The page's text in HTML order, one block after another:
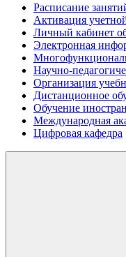
Расписание
Активация
Личный кабинет
Электронная
Научно-
Организация
Дистанционное
Обучение
Международная
Цифровая кафедра